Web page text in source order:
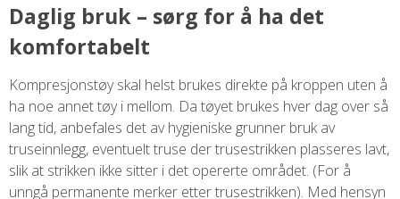
Daglig bruk – sørg for å ha det
komfortabelt
Kompresjonstøy skal helst brukes direkte på kroppen uten å
ha noe annet tøy i mellom. Da tøyet brukes hver dag over så
lang tid, anbefales det av hygieniske grunner bruk av
truseinnlegg, eventuelt truse der trusestrikken plasseres lavt,
slik at strikken ikke sitter i det opererte området. (For å
unngå permanente merker etter trusestrikken). Med hensyn